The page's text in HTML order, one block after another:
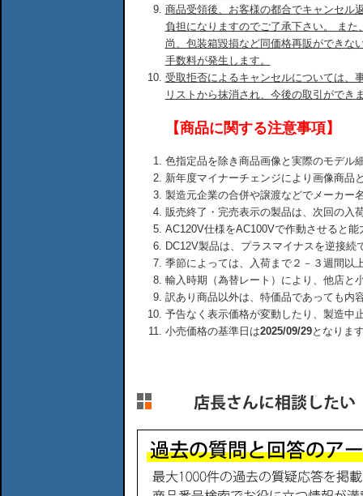
商品受領後、お客様の都合でキャンセル
負担になりますのでご了承下さい。 ま
尚、包装箱毀損など同価格再販ができな
手数料が発生します。
受取拒否によるキャンセルについては、
リストから抹消され、今後の取引ができ
【商品に関する注意事項】
色指定品を除き商品画像と実際のモデル
新年度マイナーチェンジにより画像商品
製造元企業の合併や譲渡などでメーカー
販売終了・完売表示の製品は、次回の入
AC120V仕様をAC100Vで作動させると
DC12V製品は、プラスマイナスを逆接
季節によっては、入荷まで２－３週間以
輸入時期（為替レート）により、他店と
訳あり商品以外は、特価品であっても内
予告なく表示価格が変動したり、製造中
小売価格の基準日は2025/09/29となりま